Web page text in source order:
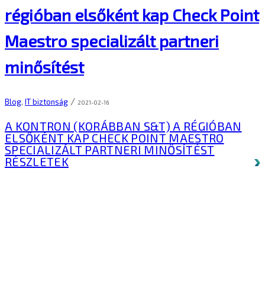
régióban elsőként kap Check Point
Maestro specializált partneri
minősítést
Blog, IT biztonság / 2021-02-16
A KONTRON (KORÁBBAN S&T) A RÉGIÓBAN
ELSŐKÉNT KAP CHECK POINT MAESTRO
SPECIALIZÁLT PARTNERI MINŐSÍTÉST
RÉSZLETEK